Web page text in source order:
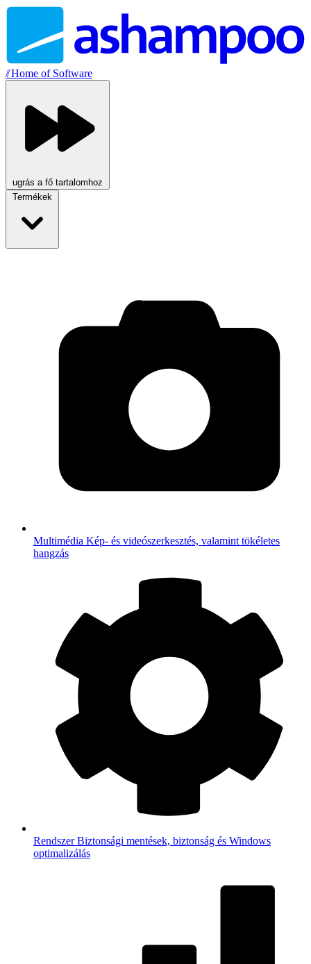
//Home of Software
ugrás a fő tartalomhoz
Termékek
Multimédia Kép- és videószerkesztés, valamint tökéletes
hangzás
RendszerBiztonsági mentések, biztonság és Windows
optimalizálás